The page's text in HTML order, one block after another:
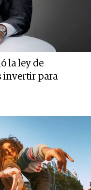
la ley de
invertir para